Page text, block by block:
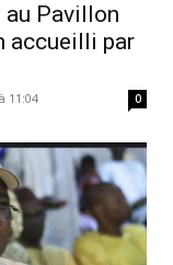
au Pavillon
accueilli par
11:04 0